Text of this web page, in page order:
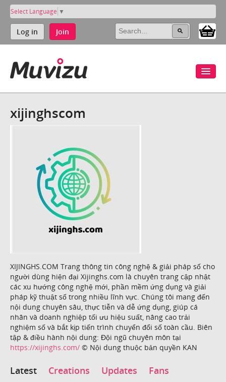
Select Language ▼
Log in Join
xijinghscom
XIJINGHS.COM Trang thông tin công nghệ & giải pháp số cho
người dùng hiện đại Xijinghs.com là chuyên trang cập nhật
các xu hướng công nghệ mới, phần mềm ứng dụng và giải
pháp kỹ thuật số trong nhiều lĩnh vực. Chúng tôi mang đến
nội dung chuyên sâu, thực tiễn và dễ ứng dụng, giúp cá
nhân và doanh nghiệp tối ưu hiệu suất, nâng cao trải
nghiệm số và bắt kịp tiến trình chuyển đổi số toàn cầu. Biên
tập & điều hành nội dung: Đội ngũ chuyên môn tại
https://xijinghs.com/ © Nội dung thuộc bản quyền KAN
Latest Creations Updates Fans